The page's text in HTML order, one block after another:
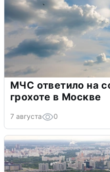
МЧС ответило на
грохоте в Москве
7 августа 0